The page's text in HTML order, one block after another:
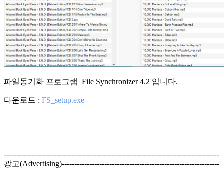
파일동기화 프로그램 File Synchronizer 4.2 입니다.
다운로드 : FS_setup.exe
--------------------------------------------------------------------------------------
광고(Advertising)---------------------------------------------------------------